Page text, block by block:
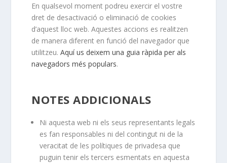
En qualsevol moment podreu exercir el vostre
dret de desactivació o eliminació de cookies
d’aquest lloc web. Aquestes accions es realitzen
de manera diferent en funció del navegador que
utilitzeu.Aquí us deixem una guia ràpida per als
navegadors més populars.
NOTES ADDICIONALS
Ni aquesta web ni els seus representants legals
es fan responsables ni del contingut ni de la
veracitat de les polítiques de privadesa que
puguin tenir els tercers esmentats en aquesta